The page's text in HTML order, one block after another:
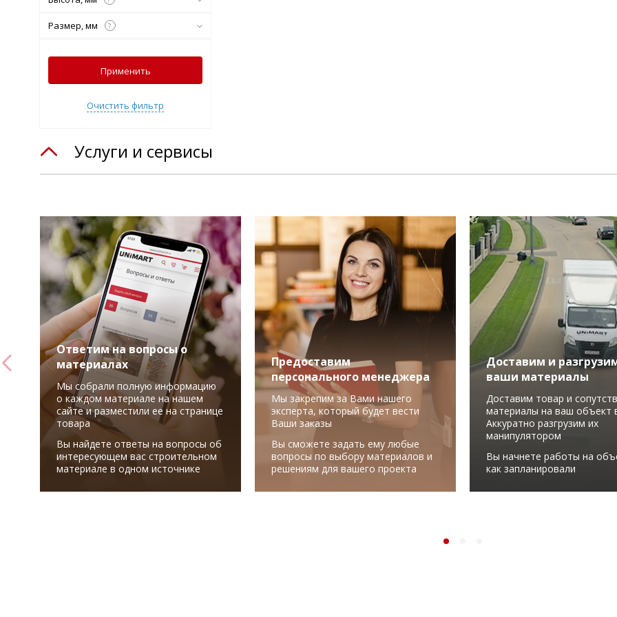
Размер, мм ?
Применить
Очистить фильтр
Услуги и сервисы
Ответим на вопросы о
материалах
Мы собрали полную информацию
о каждом материале на нашем
сайте и разместили ее на странице
товара
Вы найдете ответы на вопросы об
интересующем вас строительном
материале в одном источнике
Предоставим
персонального менеджера
Мы закрепим за Вами нашего
эксперта, который будет вести
Ваши заказы
Вы сможете задать ему любые
вопросы по выбору материалов и
решениям для вашего проекта
Доставим и
ваши материалы
Доставим товар и
материалы на ваш объект
Аккуратно разгрузим их
манипулятором
Вы начнете работы на
как запланировали